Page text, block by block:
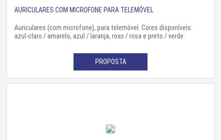
AURICULARES COM MICROFONE PARA TELEMÓVEL
Auriculares (com microfone), para telemóvel. Cores disponíveis:
azul-claro / amarelo, azul / laranja, roxo / rosa e preto / verde.
PROPOSTA